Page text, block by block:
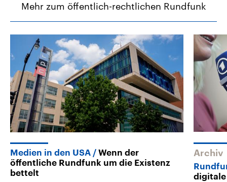
Mehr zum öffentlich-rechtlichen Rundfunk
Medien in den USA
Wenn der
öffentliche Rundfunk um die Existenz
bettelt
Archiv